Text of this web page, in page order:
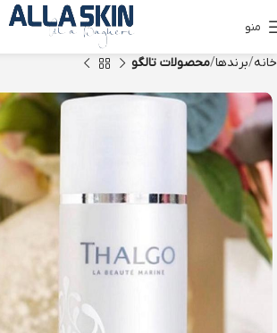
منو
خانه برندها محصولات تالگو